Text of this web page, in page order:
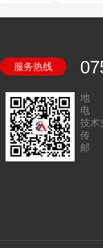
服务热线
地
电
技术
传
邮